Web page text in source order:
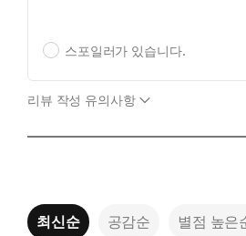
스포일러가 있습니다.
리뷰 작성 유의사항
최신순 공감순 별점 높은